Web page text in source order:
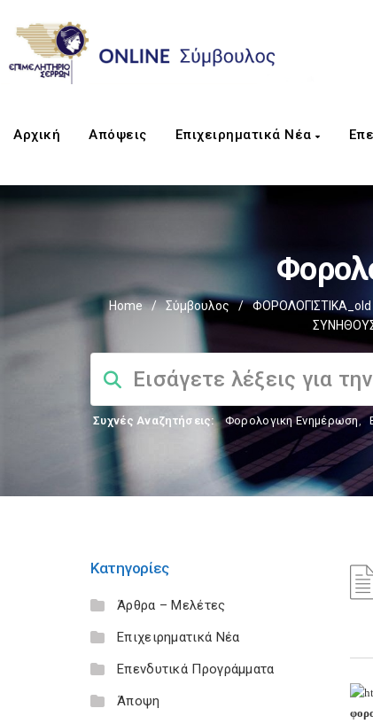
Αρχική Απόψεις Επιχειρηματικά Νέα
Home / Σύμβουλος / ΦΟΡΟΛΟΓΙΣΤΙΚΑ_old
Συχνές Αναζητήσεις: Φορολογικη Ενημέρωση,
Κατηγορίες
Άρθρα – Μελέτες
Επιχειρηματικά Νέα
Επενδυτικά Προγράμματα
Άποψη